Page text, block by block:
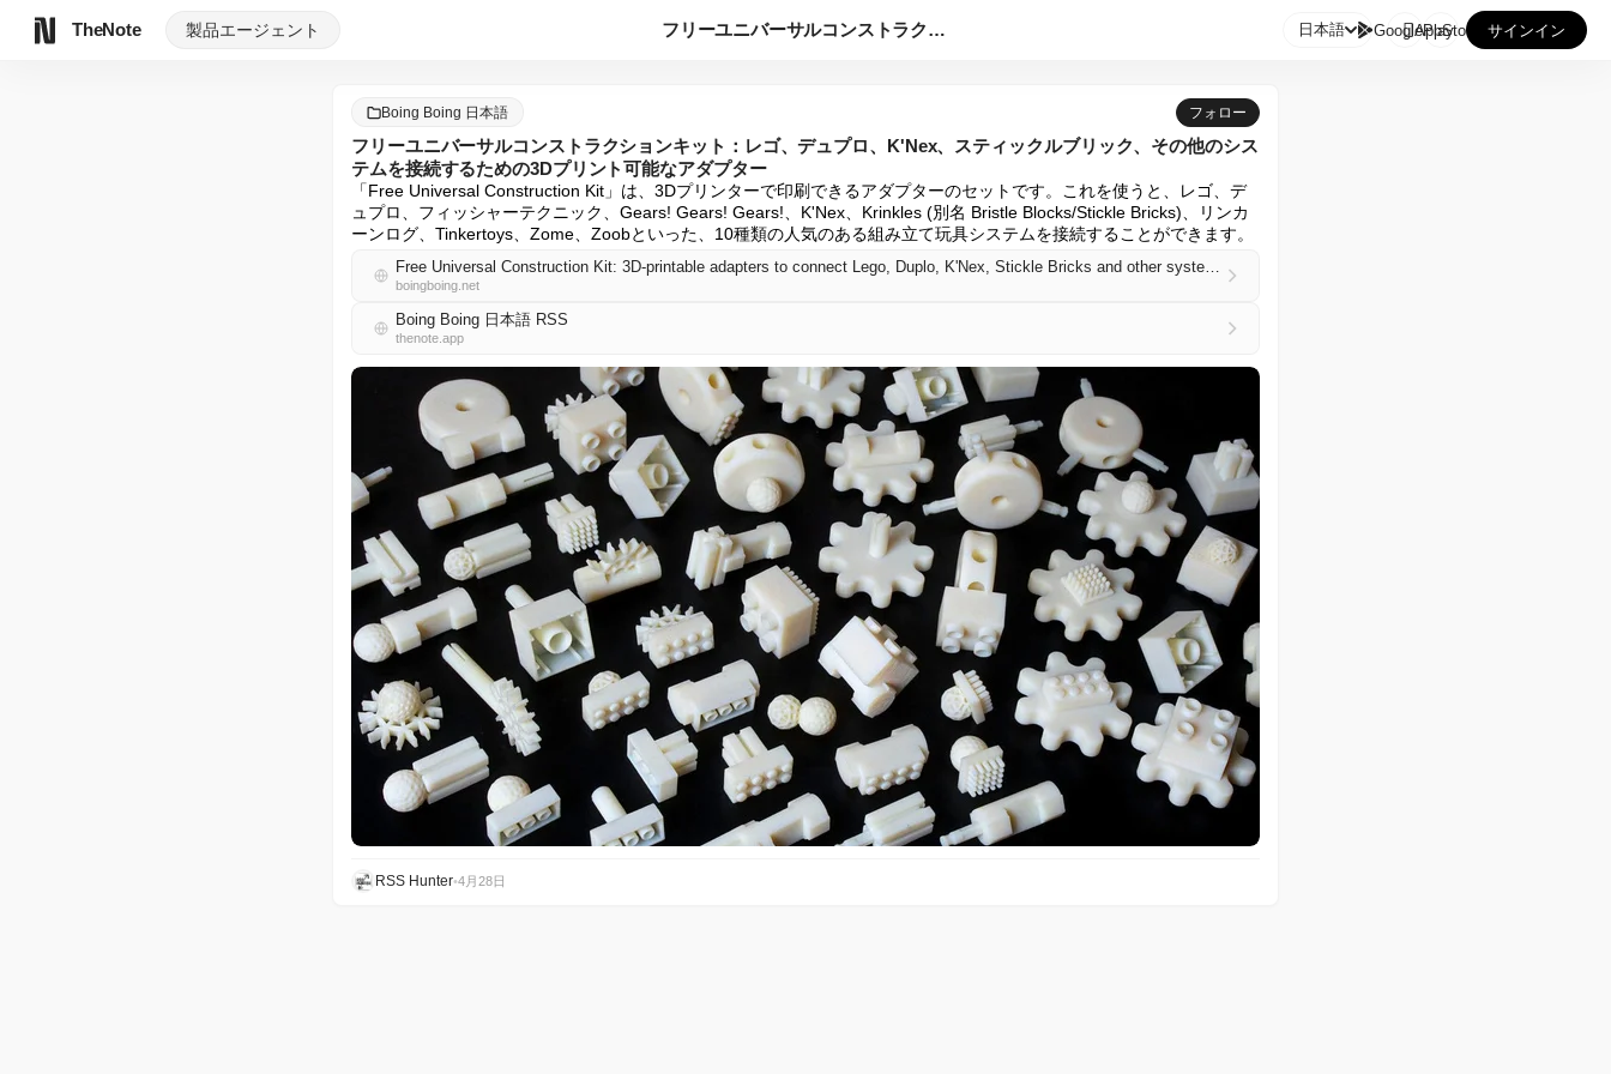
TheNote 製品エージェント フリーユニバーサルコンストラクションキット：レゴ、デュプロ、... 日本語 GooglePlay
AppStore サインイン
Boing Boing 日本語 フォロー
フリーユニバーサルコンストラクションキット：レゴ、デュプロ、K'Nex、スティックルブリック、その他のシス
テムを接続するための3Dプリント可能なアダプター
「Free Universal Construction Kit」は、3Dプリンターで印刷できるアダプターのセットです。これを使うと、レゴ、デ
ュプロ、フィッシャーテクニック、Gears! Gears! Gears!、K'Nex、Krinkles (別名 Bristle Blocks/Stickle Bricks)、リンカ
ーンログ、Tinkertoys、Zome、Zoobといった、10種類の人気のある組み立て玩具システムを接続することができます。
Free Universal Construction Kit: 3D-printable adapters to connect Lego, Duplo, K'Nex, Stickle Bricks and other systems
boingboing.net
Boing Boing 日本語 RSS
thenote.app
RSS Hunter•4月28日